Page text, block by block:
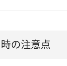
の注意点